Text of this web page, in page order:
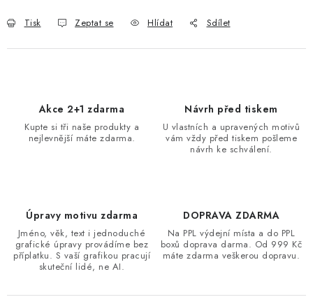
Tisk Zeptat se Hlídat Sdílet
Akce 2+1 zdarma
Kupte si tři naše produkty a
nejlevnější máte zdarma.
Návrh před tiskem
U vlastních a upravených motivů
vám vždy před tiskem pošleme
návrh ke schválení.
Úpravy motivu zdarma
Jméno, věk, text i jednoduché
grafické úpravy provádíme bez
příplatku. S vaší grafikou pracují
skuteční lidé, ne AI.
DOPRAVA ZDARMA
Na PPL výdejní místa a do PPL
boxů doprava darma. Od 999 Kč
máte zdarma veškerou dopravu.